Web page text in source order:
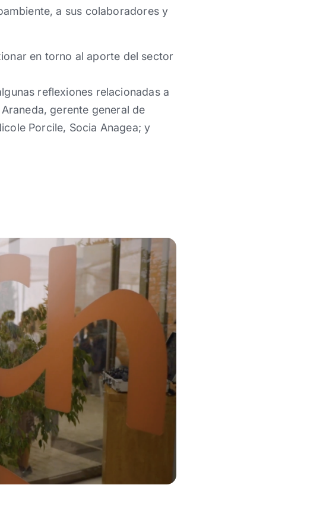
a sus colaboradores y
en torno al aporte del sector
reflexiones relacionadas a
gerente general de
Porcile, Socia Anagea; y